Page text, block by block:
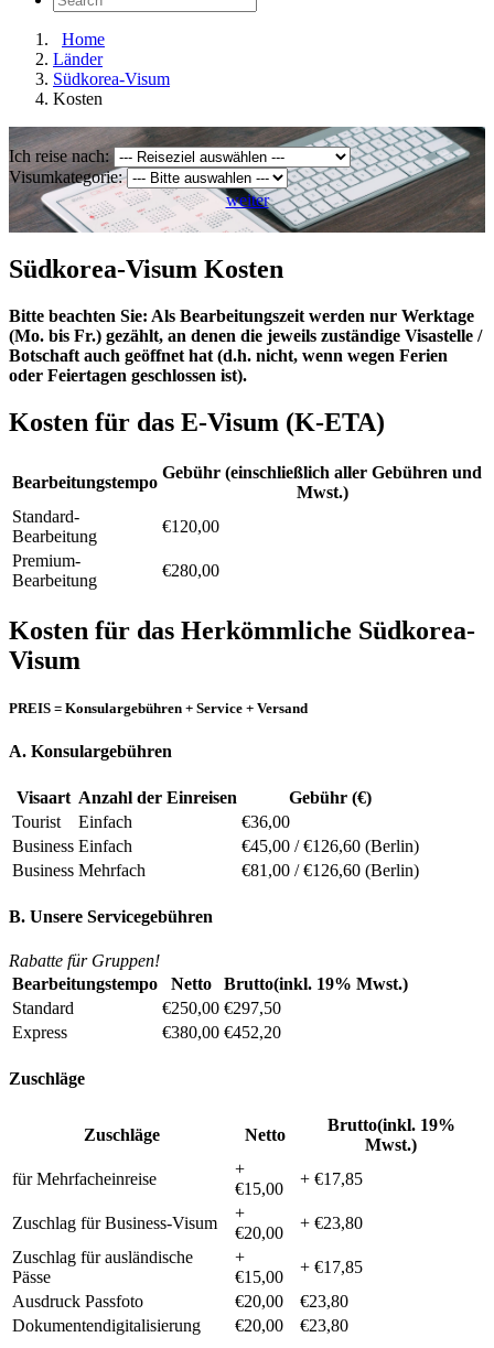
Home
Länder
Südkorea-Visum
Kosten
Ich reise nach:
Visumkategorie:
weiter
Südkorea-Visum Kosten
Bitte beachten Sie: Als Bearbeitungszeit werden nur Werktage
(Mo. bis Fr.) gezählt, an denen die jeweils zuständige Visastelle /
Botschaft auch geöffnet hat (d.h. nicht, wenn wegen Ferien
oder Feiertagen geschlossen ist).
Kosten für das E-Visum (K-ETA)
Bearbeitungstempo
Gebühr (einschließlich aller Gebühren und
Mwst.)
Standard-
Bearbeitung
€120,00
Premium-
Bearbeitung
€280,00
Kosten für das Herkömmliche Südkorea-
Visum
PREIS = Konsulargebühren + Service + Versand
A. Konsulargebühren
Visaart Anzahl der Einreisen
Gebühr (€)
Tourist
Einfach
€36,00
Business Einfach
€45,00 / €126,60 (Berlin)
Business Mehrfach €81,00 / €126,60 (Berlin)
B. Unsere Servicegebühren
Rabatte für Gruppen!
Bearbeitungstempo
Netto
Brutto(inkl. 19% Mwst.)
Standard
€250,00 €297,50
Express
€380,00 €452,20
Zuschläge
Zuschläge Netto
Brutto(inkl. 19%
Mwst.)
für Mehrfacheinreise
+
€15,00
+ €17,85
Zuschlag für Business-Visum
+
€20,00
+ €23,80
Zuschlag für ausländische
Pässe
+
€15,00
+ €17,85
Ausdruck Passfoto
€20,00
€23,80
Dokumentendigitalisierung
€20,00 €23,80